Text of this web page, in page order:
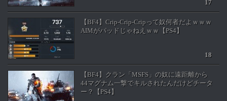
【BF4】Crip-Crip-Cripって奴何者だよｗｗｗ
AIMがパッドじゃねえｗｗ【PS4】
【BF4】クラン「MSFS」の奴に遠距離から
44マグナム一撃でキルされたんだけどチータ
ー？【PS4】